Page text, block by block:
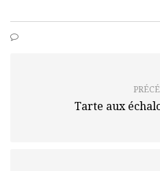
Tarte aux